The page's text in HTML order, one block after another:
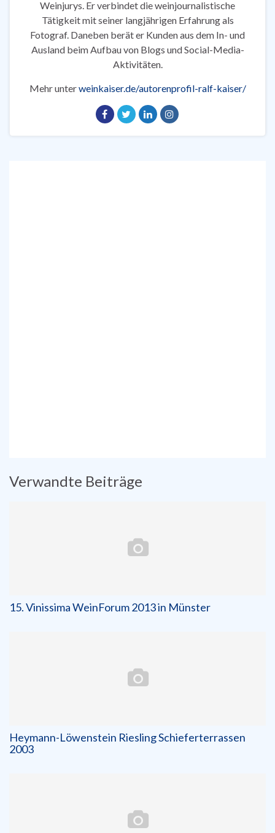
Weinjurys. Er verbindet die weinjournalistische
Tätigkeit mit seiner langjährigen Erfahrung als
Fotograf. Daneben berät er Kunden aus dem In- und
Ausland beim Aufbau von Blogs und Social-Media-
Aktivitäten.
Mehr unterweinkaiser.de/autorenprofil-ralf-kaiser/
Verwandte Beiträge
15. Vinissima WeinForum 2013 in Münster
Heymann-Löwenstein Riesling Schieferterrassen
2003